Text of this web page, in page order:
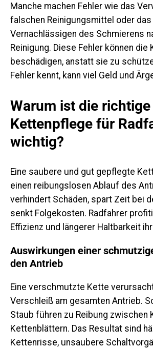
Manche machen Fehler wie das
falschen Reinigungsmittel oder das
Vernachlässigen des Schmierens
Reinigung. Diese Fehler können die
beschädigen, anstatt sie zu
Fehler kennt, kann viel Geld und
Warum ist die richtige
Kettenpflege für
wichtig?
Eine saubere und gut gepflegte
einen reibungslosen Ablauf des
verhindert Schäden, spart Zeit bei
senkt Folgekosten. Radfahrer
Effizienz und längerer Haltbarkeit
Auswirkungen einer
den Antrieb
Eine verschmutzte Kette
Verschleiß am gesamten Antrieb.
Staub führen zu Reibung zwischen
Kettenblättern. Das Resultat sind
Kettenrisse, unsaubere